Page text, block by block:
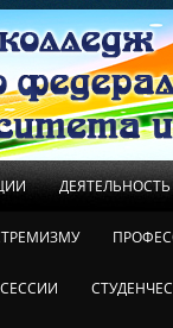
ДЕЯТЕЛЬНОСТЬ